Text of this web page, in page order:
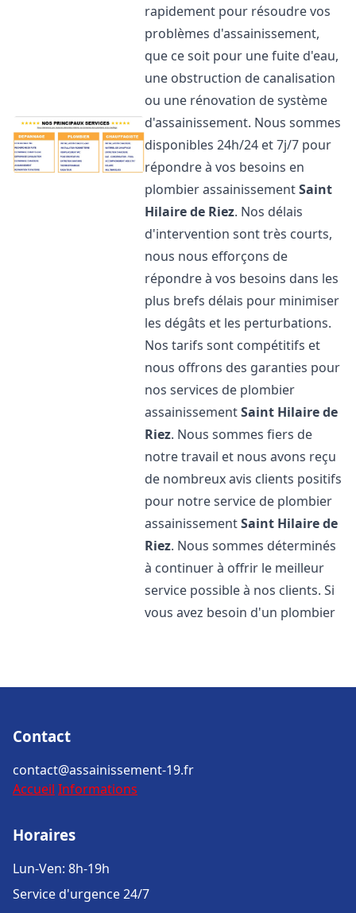
rapidement pour résoudre vos
problèmes d'assainissement,
que ce soit pour une fuite d'eau,
une obstruction de canalisation
ou une rénovation de système
d'assainissement. Nous sommes
disponibles 24h/24 et 7j/7 pour
répondre à vos besoins en
plombier assainissementSaint
Hilaire de Riez. Nos délais
d'intervention sont très courts,
nous nous efforçons de
répondre à vos besoins dans les
plus brefs délais pour minimiser
les dégâts et les perturbations.
Nos tarifs sont compétitifs et
nous offrons des garanties pour
nos services de plombier
assainissementSaint Hilaire de
Riez. Nous sommes fiers de
notre travail et nous avons reçu
de nombreux avis clients positifs
pour notre service de plombier
assainissementSaint Hilaire de
Riez. Nous sommes déterminés
à continuer à offrir le meilleur
service possible à nos clients. Si
vous avez besoin d'un plombier
Contact
contact@assainissement-19.fr
Accueil Informations
Horaires
Lun-Ven: 8h-19h
Service d'urgence 24/7